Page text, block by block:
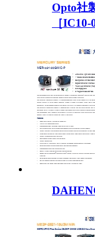
Opto社
［